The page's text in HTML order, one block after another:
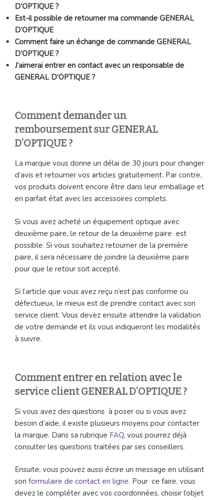
D’OPTIQUE ?
Est-il possible de retourner ma commande GENERAL
D’OPTIQUE
Comment faire un échange de commande GENERAL
D’OPTIQUE ?
J’aimerai entrer en contact avec un responsable de
GENERAL D’OPTIQUE ?
Comment demander un
remboursement sur GENERAL
D’OPTIQUE ?
La marque vous donne un délai de 30 jours pour changer
d’avis et retourner vos articles gratuitement. Par contre,
vos produits doivent encore être dans leur emballage et
en parfait état avec les accessoires complets.
Si vous avez acheté un équipement optique avec
deuxième paire, le retour de la deuxième paire est
possible. Si vous souhaitez retourner de la première
paire, il sera nécessaire de joindre la deuxième paire
pour que le retour soit accepté.
Si l’article que vous avez reçu n’est pas conforme ou
défectueux, le mieux est de prendre contact avec son
service client. Vous devez ensuite attendre la validation
de votre demande et ils vous indiqueront les modalités
à suivre.
Comment entrer en relation avec le
service client GENERAL D’OPTIQUE ?
Si vous avez des questions à poser ou si vous avez
besoin d’aide, il existe plusieurs moyens pour contacter
la marque. Dans sa rubrique FAQ, vous pourrez déjà
consulter les questions traitées par ses conseillers.
Ensuite, vous pouvez aussi écrire un message en utilisant
son formulaire de contact en ligne. Pour ce faire, vous
devez le compléter avec vos coordonnées, choisir l’objet